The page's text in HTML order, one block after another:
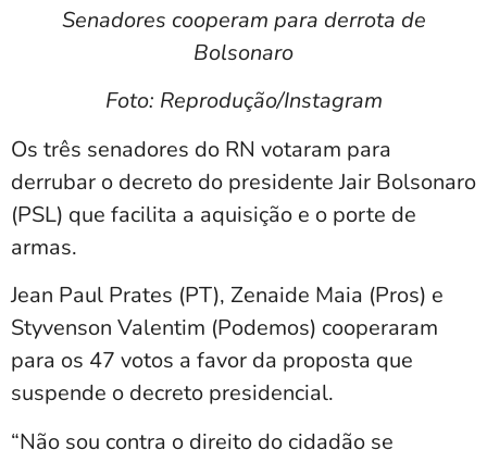
Senadores cooperam para derrota de
Bolsonaro
Foto: Reprodução/Instagram
Os três senadores do RN votaram para
derrubar o decreto do presidente Jair Bolsonaro
(PSL) que facilita a aquisição e o porte de
armas.
Jean Paul Prates (PT), Zenaide Maia (Pros) e
Styvenson Valentim (Podemos) cooperaram
para os 47 votos a favor da proposta que
suspende o decreto presidencial.
“Não sou contra o direito do cidadão se